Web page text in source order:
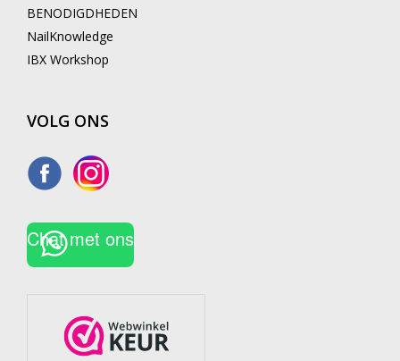
BENODIGDHEDEN
NailKnowledge
IBX Workshop
VOLG ONS
Chat met ons